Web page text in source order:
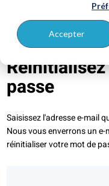
Accepter
passe
Saisissez l'adresse e-mail
Nous vous enverrons un
réinitialiser votre mot de